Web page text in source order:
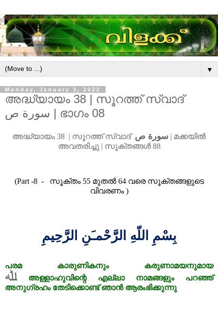
▼
Monday, January 3, 2022
അദ്ധ്യായം 38 | സൂറത്ത് സ്വാദ്
سورة ص | ഭാഗം 08
അദ്ധ്യായം 38 | സൂറത്ത്സ്വാദ് سورة ص | മക്കയിൽ
അവതരിച്ചു | സൂക്തങ്ങൾ88
(Part -8 - സൂക്തം 55 മുതൽ64 വരെ സൂക്തങ്ങളുടെ
വിവരണം)
بِسْمِ اللّهِ الرَّحْمـَنِ الرَّحِيمِ
പരമ കാരുണികനും കരുണാമയനുമായ
ﷲ അള്ളാഹുവിന്റെ എല്ലാ നാമങ്ങളും
പറഞ്ഞ്
അനുഗ്രഹം തേടിക്കൊണ്ട് ഞാൻ ആരംഭിക്കുന്നു